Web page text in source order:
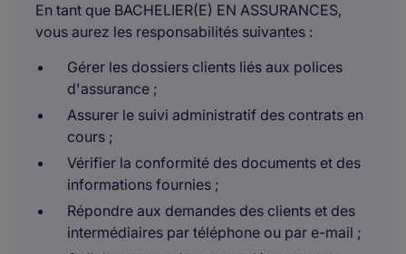
En tant que BACHELIER(E) EN ASSURANCES,
vous aurez les responsabilités suivantes :
Gérer les dossiers clients liés aux polices
d'assurance ;
Assurer le suivi administratif des contrats en
cours ;
Vérifier la conformité des documents et des
informations fournies ;
Répondre aux demandes des clients et des
intermédiaires par téléphone ou par e-mail ;